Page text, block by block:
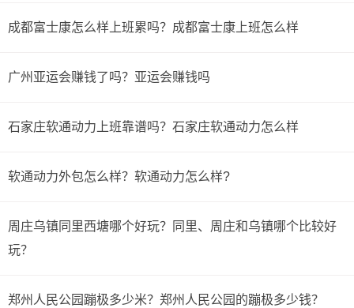
成都富士康怎么样上班累吗？成都富士康上班怎么样
广州亚运会赚钱了吗？亚运会赚钱吗
石家庄软通动力上班靠谱吗？石家庄软通动力怎么样
软通动力外包怎么样？软通动力怎么样?
周庄乌镇同里西塘哪个好玩？同里、周庄和乌镇哪个比较好
玩？
郑州人民公园蹦极多少米？郑州人民公园的蹦极多少钱？